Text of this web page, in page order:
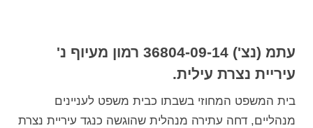
עתמ (נצ') 36804-09-14 רמון מעיוף נ'
עיריית נצרת עילית.
בית המשפט המחוזי בשבתו כבית משפט לעניינים
מנהליים, דחה עתירה מנהלית שהוגשה כנגד עיריית נצרת